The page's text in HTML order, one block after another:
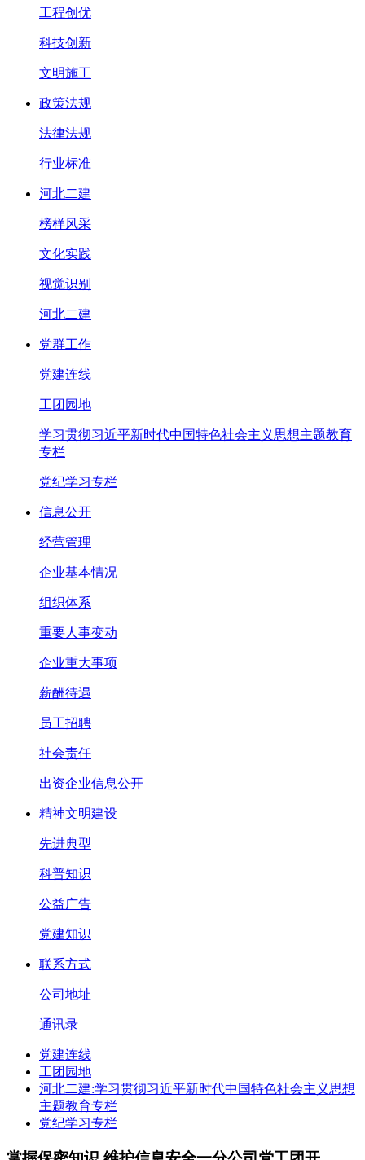
工程创优
科技创新
文明施工
政策法规
法律法规
行业标准
河北二建
榜样风采
文化实践
视觉识别
河北二建
党群工作
党建连线
工团园地
学习贯彻习近平新时代中国特色社会主义思想主题教育
专栏
党纪学习专栏
信息公开
经营管理
企业基本情况
组织体系
重要人事变动
企业重大事项
薪酬待遇
员工招聘
社会责任
出资企业信息公开
精神文明建设
先进典型
科普知识
公益广告
党建知识
联系方式
公司地址
通讯录
党建连线
工团园地
河北二建:学习贯彻习近平新时代中国特色社会主义思想
主题教育专栏
党纪学习专栏